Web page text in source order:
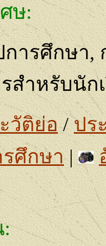
ษ:
ารศึกษา,
สำหรับนัก
วัติย่อ/ปร
ศึกษา |
: